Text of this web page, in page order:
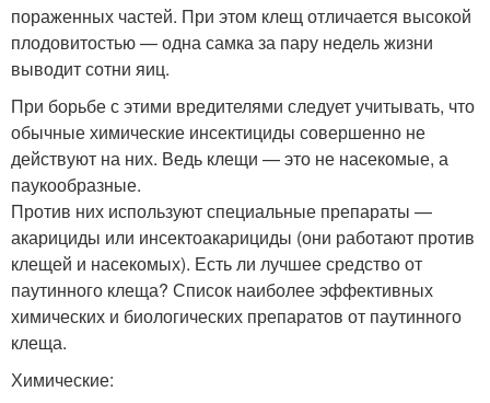
пораженных частей. При этом клещ отличается высокой
плодовитостью — одна самка за пару недель жизни
выводит сотни яиц.
При борьбе с этими вредителями следует учитывать, что
обычные химические инсектициды совершенно не
действуют на них. Ведь клещи — это не насекомые, а
паукообразные.
Против них используют специальные препараты —
акарициды или инсектоакарициды (они работают против
клещей и насекомых). Есть ли лучшее средство от
паутинного клеща? Список наиболее эффективных
химических и биологических препаратов от паутинного
клеща.
Химические: